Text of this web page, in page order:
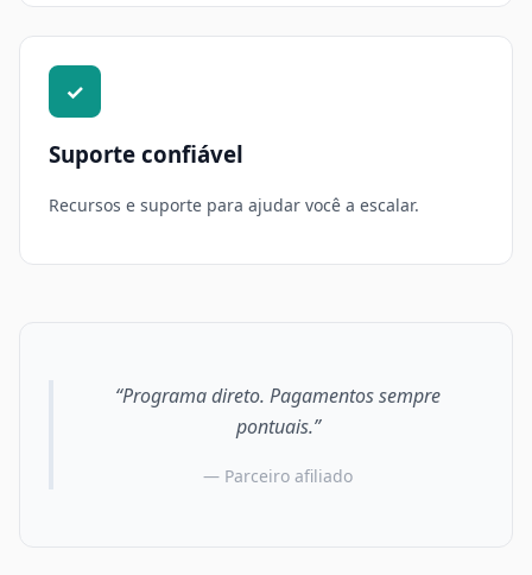
✓
Suporte confiável
Recursos e suporte para ajudar você a escalar.
“Programa direto. Pagamentos sempre
pontuais.”
— Parceiro afiliado